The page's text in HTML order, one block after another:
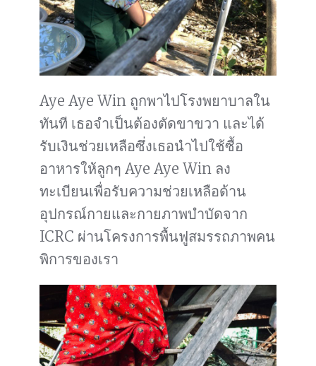
Aye Aye Win ถูกพาไปโรงพยาบาลใน
ทันที เธอจำเป็นต้องตัดขาขวา และได้
รับเงินช่วยเหลือซึ่งเธอนำไปใช้ซื้อ
อาหารให้ลูกๆ Aye Aye Win ลง
ทะเบียนเพื่อรับความช่วยเหลือด้าน
อุปกรณ์กายและกายภาพบำบัดจาก
ICRC ผ่านโครงการพื้นฟูสมรรถภาพคน
พิการของเรา